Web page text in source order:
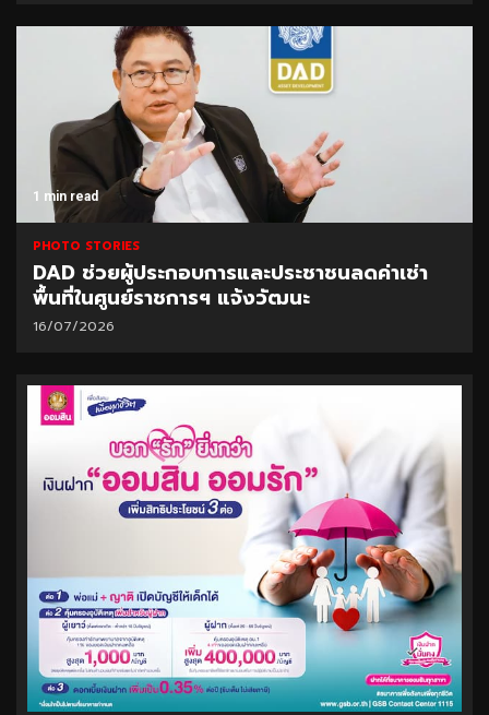
1 min read
PHOTO STORIES
DAD ช่วยผู้ประกอบการและประชาชนลดค่าเช่า
พื้นที่ในศูนย์ราชการฯ แจ้งวัฒนะ
16/07/2026